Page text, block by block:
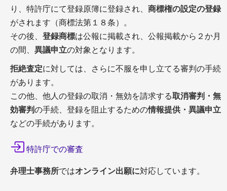
り、特許庁にて登録原簿に登録され、 商標権の設定の登録
がされます（商標法第１８条）。
その後、 登録商標は公報に掲載され、公報掲載から２か月
の間、 異議申立の対象となります。
拒絶査定に対しては、さらに不服を申し立てる審判の手続
があります。
この他、他人の登録の取消・無効を請求する取消審判・無
効審判の手続、登録を阻止するための情報提供・異議申立
などの手続があります。
特許庁での審査
弁理士事務所ではオンライン出願に対応しています。